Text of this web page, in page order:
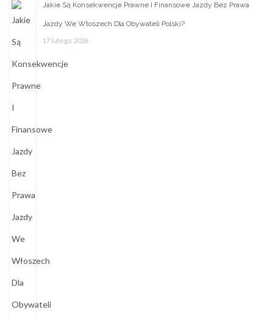
Jakie Są Konsekwencje Prawne I Finansowe Jazdy Bez Prawa
Jazdy We Włoszech Dla Obywateli Polski?
17 lutego, 2026